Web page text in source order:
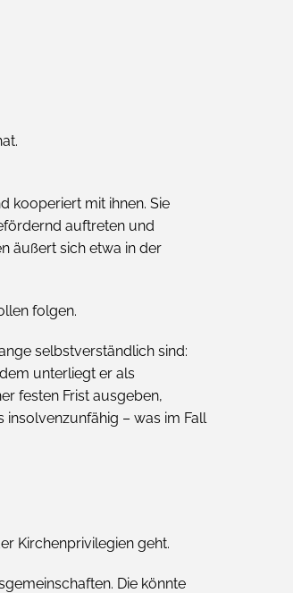
kooperiert mit ihnen. Sie
auftreten und
äußert sich etwa in der
folgen.
selbstverständlich sind:
unterliegt er als
festen Frist ausgeben,
insolvenzunfähig – was im Fall
Kirchenprivilegien geht.
Die könnte